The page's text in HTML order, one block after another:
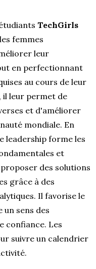
TechGirls
femmes
leur
en perfectionnant
au cours de leur
il leur permet de
et d'améliorer
mondiale. En
leadership forme les
et
des solutions
grâce à des
Il favorise le
un sens des
confiance. Les
suivre un calendrier